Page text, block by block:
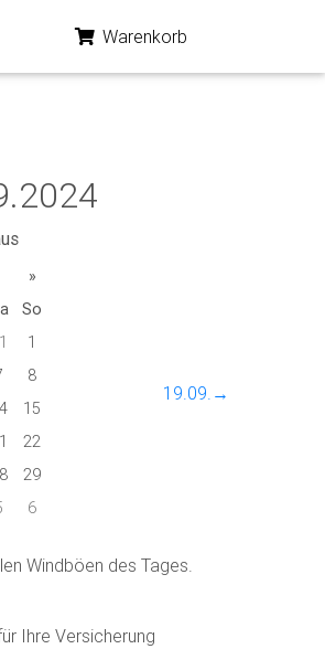
Warenkorb
»
So
1
8
15
22
29
6
19.09.→
Windböen des Tages.
Ihre Versicherung